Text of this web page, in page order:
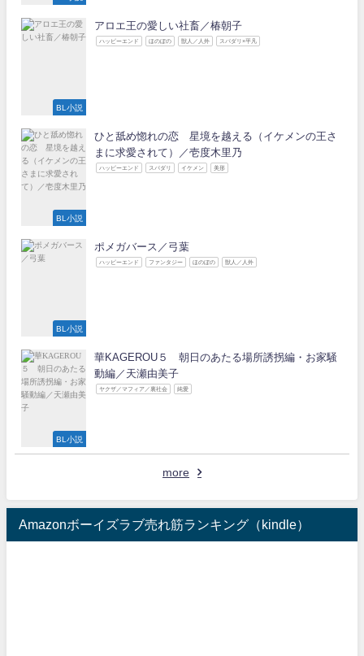
BL小説
アロエ王の愛しい社畜／椿朝子
ハッピーエンド ほのぼの 獣人／人外 スパダリ×平凡
BL小説
ひと舐め惚れの恋 星境を越える（イケメンの王さ
まに求愛されて）／壱度木里乃
ハッピーエンド スパダリ イケメン 美形
BL小説
ポメガバース／弓葉
ハッピーエンド ファンタジー ほのぼの 獣人／人外
BL小説
華KAGEROU５ 朝日のあたる場所誘拐編・お家騒
動編／天瀬由美子
ヤクザ／マフィア／裏社会 純愛
more
Amazonボーイズラブ売れ筋ランキング（kindle）